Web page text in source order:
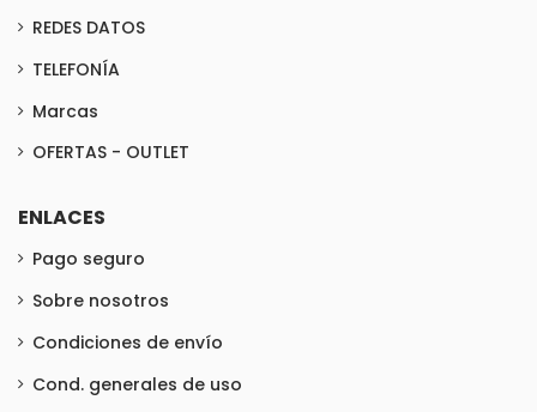
REDES DATOS
TELEFONÍA
Marcas
OFERTAS - OUTLET
ENLACES
Pago seguro
Sobre nosotros
Condiciones de envío
Cond. generales de uso